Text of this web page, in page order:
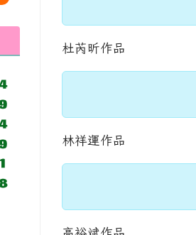
杜芮昕作品
林祥運作品
高裕斌作品